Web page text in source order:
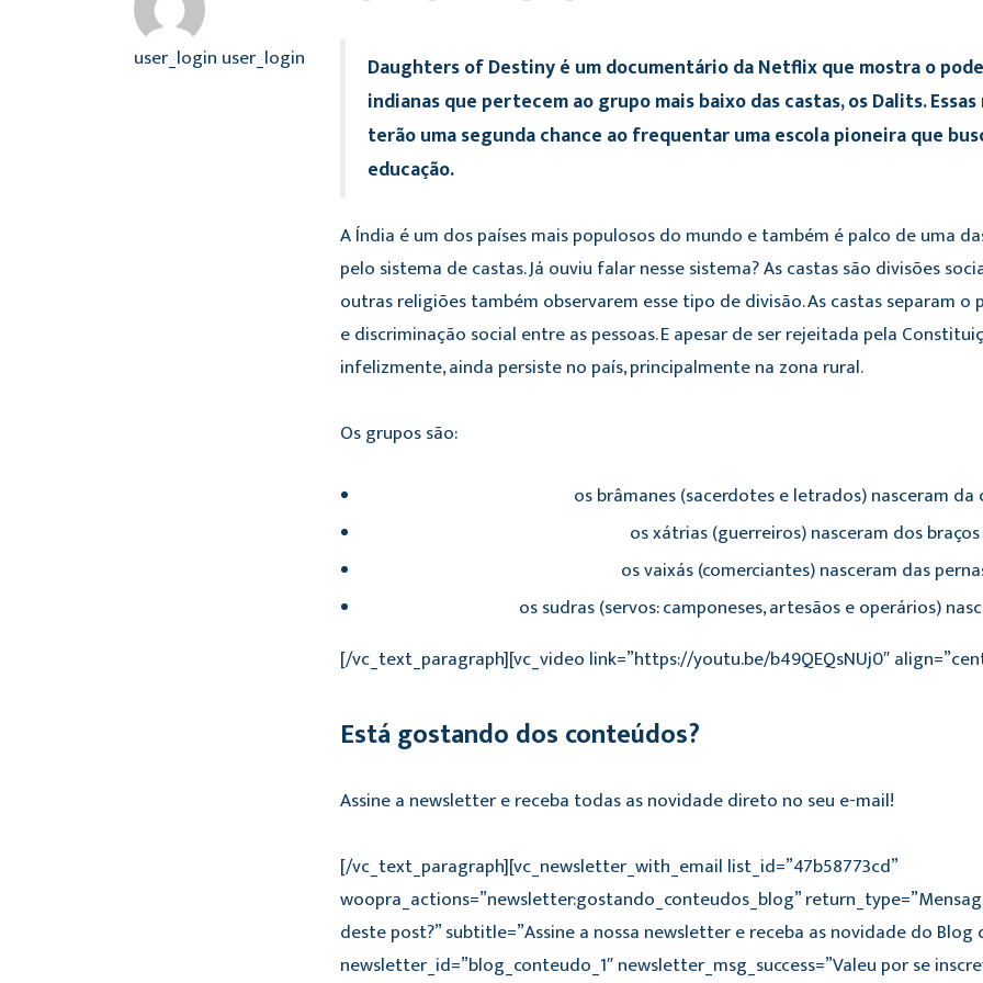
user_login user_login
Daughters of Destiny é um documentário da Netflix que mostra o
indianas que pertecem ao grupo mais baixo das castas, os Dalits.
terão uma segunda chance ao frequentar uma escola pioneira que
educação.
A Índia é um dos países mais populosos do mundo e também é palco de uma
pelo sistema de castas. Já ouviu falar nesse sistema? As castas são divisões
outras religiões também observarem esse tipo de divisão. As castas separam
e discriminação social entre as pessoas. E apesar de ser rejeitada pela
infelizmente, ainda persiste no país, principalmente na zona rural.
Os grupos são:
os brâmanes (sacerdotes e letrados) nasceram da
os xátrias (guerreiros) nasceram dos
os vaixás (comerciantes) nasceram das
os sudras (servos: camponeses, artesãos e operários)
[/vc_text_paragraph][vc_video link=”https://youtu.be/b49QEQsNUj0″
Está gostando dos conteúdos?
Assine a newsletter e receba todas as novidade direto no seu e-mail!
[/vc_text_paragraph][vc_newsletter_with_email list_id=”47b58773cd”
woopra_actions=”newsletter:gostando_conteudos_blog”
deste post?” subtitle=”Assine a nossa newsletter e receba as novidade do
newsletter_id=”blog_conteudo_1″ newsletter_msg_success=”Valeu por se